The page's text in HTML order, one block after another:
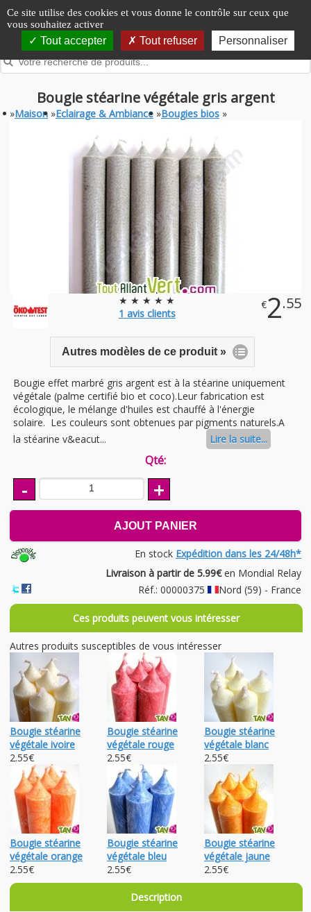
Panneau de gestion des cookies
Ce site utilise des cookies et vous donne le contrôle sur ceux que
vous souhaitez activer
Tout accepter Tout refuser Personnaliser
Bougie stéarine végétale gris argent
»Maison »Eclairage & Ambiance »Bougies bios »
★ ★ ★ ★ ★
1 avis clients
€2.55
Autres modèles de ce produit »
Bougie effet marbré gris argent est à la stéarine uniquement
végétale (palme certifié bio et coco).Leur fabrication est
écologique, le mélange d'huiles est chauffé à l'énergie
solaire. Les couleurs sont obtenues par pigments naturels.A
la stéarine v&eacut...
Lire la suite...
Qté:
- +
AJOUT PANIER
En stock Expédition dans les 24/48h*
Livraison à partir de 5.99€en Mondial Relay
Réf.: 00000375
Nord (59) - France
Ces produits peuvent vous intéresser
Autres produits susceptibles de vous intéresser
Bougie stéarine
végétale ivoire
2.55€
Bougie stéarine
végétale rouge
2.55€
Bougie stéarine
végétale blanc
2.55€
Bougie stéarine
végétale orange
2.55€
Bougie stéarine
végétale bleu
2.55€
Bougie stéarine
végétale jaune
2.55€
Description